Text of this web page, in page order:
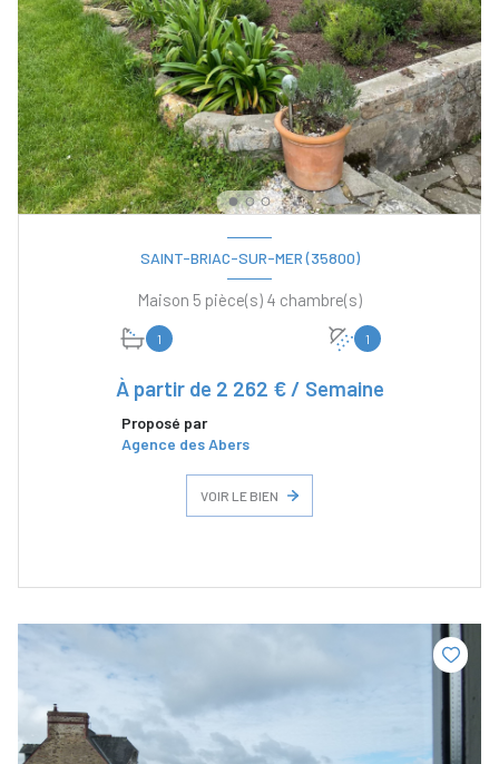
SAINT-BRIAC-SUR-MER (35800)
Maison 5 pièce(s) 4 chambre(s)
1 1
À partir de 2 262 € / Semaine
Proposé par
Agence des Abers
VOIR LE BIEN